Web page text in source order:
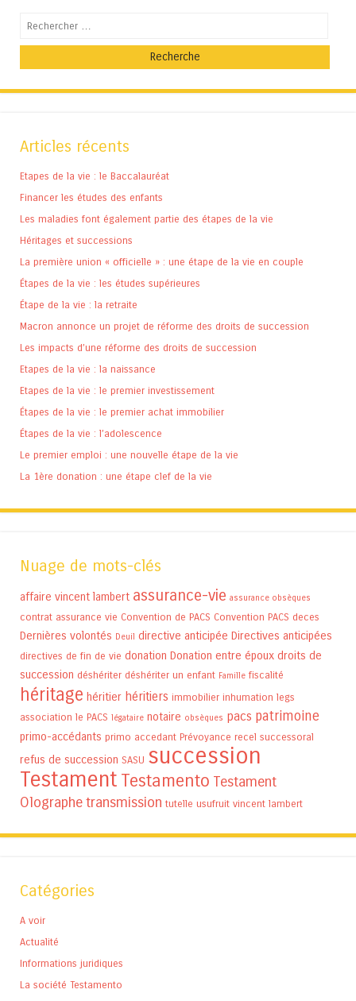
Recherche
Articles récents
Etapes de la vie : le Baccalauréat
Financer les études des enfants
Les maladies font également partie des étapes de la vie
Héritages et successions
La première union « officielle » : une étape de la vie en couple
Étapes de la vie : les études supérieures
Étape de la vie : la retraite
Macron annonce un projet de réforme des droits de succession
Les impacts d’une réforme des droits de succession
Etapes de la vie : la naissance
Etapes de la vie : le premier investissement
Étapes de la vie : le premier achat immobilier
Étapes de la vie : l’adolescence
Le premier emploi : une nouvelle étape de la vie
La 1ère donation : une étape clef de la vie
Nuage de mots-clés
affaire vincent lambert assurance-vie assurance obsèques
contrat assurance vie Convention de PACS Convention PACS deces
Dernières volontés Deuil directive anticipée Directives anticipées
directives de fin de vie donation Donation entre époux droits de
succession déshériter déshériter un enfant Famille fiscalité
héritage héritier héritiers immobilier inhumation legs
association le PACS légataire notaire obsèques pacs patrimoine
primo-accédants primo accedant Prévoyance recel successoral
refus de succession SASU succession
Testament Testamento Testament
Olographetransmission tutelle usufruit vincent lambert
Catégories
A voir
Actualité
Informations juridiques
La société Testamento